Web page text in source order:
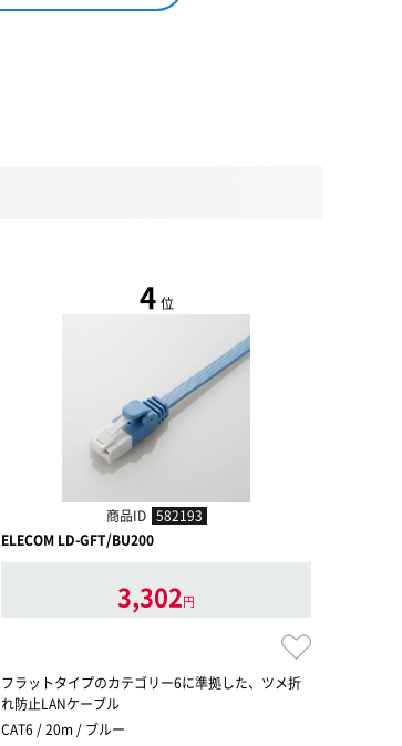
4 位
商品ID 582193
ELECOM LD-GFT/BU200
3,302円
フラットタイプのカテゴリー6に準拠した、ツメ折
れ防止LANケーブル
CAT6 / 20m / ブルー